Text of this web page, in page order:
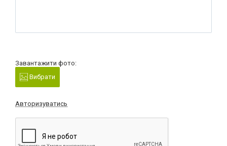
Завантажити фото:
Вибрати
Авторизуватись